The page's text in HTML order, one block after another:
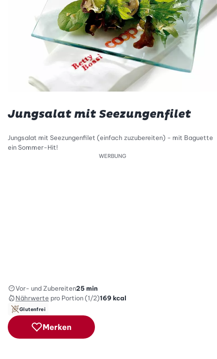
Jungsalat mit Seezungenfilet
Jungsalat mit Seezungenfilet (einfach zuzubereiten) - mit Baguette
ein Sommer-Hit!
WERBUNG
Vor- und Zubereiten25 min
Nährwerte pro Portion (1/2)169kcal
Glutenfrei
Merken